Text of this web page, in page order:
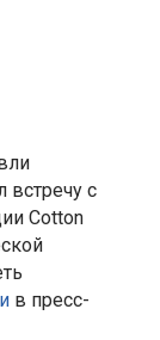
встречу с
Cotton
в пресс-